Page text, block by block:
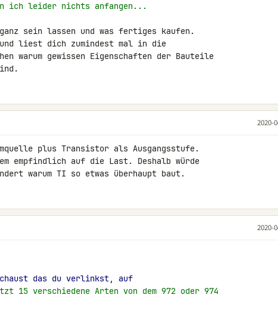
ich leider nichts anfangen...
sein lassen und was fertiges kaufen.
und liest dich zumindest mal in die
warum gewissen Eigenschaften der Bauteile
2020-
plus Transistor als Ausgangsstufe.
empfindlich auf die Last. Deshalb würde
warum TI so etwas überhaupt baut.
2020-
das du verlinkst, auf
15 verschiedene Arten von dem 972 oder 974